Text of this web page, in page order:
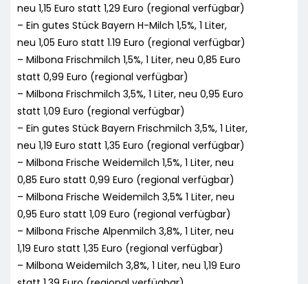
neu 1,15 Euro statt 1,29 Euro (regional verfügbar)
– Ein gutes Stück Bayern H-Milch 1,5%, 1 Liter,
neu 1,05 Euro statt 1.19 Euro (regional verfügbar)
– Milbona Frischmilch 1,5%, 1 Liter, neu 0,85 Euro
statt 0,99 Euro (regional verfügbar)
– Milbona Frischmilch 3,5%, 1 Liter, neu 0,95 Euro
statt 1,09 Euro (regional verfügbar)
– Ein gutes Stück Bayern Frischmilch 3,5%, 1 Liter,
neu 1,19 Euro statt 1,35 Euro (regional verfügbar)
– Milbona Frische Weidemilch 1,5%, 1 Liter, neu
0,85 Euro statt 0,99 Euro (regional verfügbar)
– Milbona Frische Weidemilch 3,5% 1 Liter, neu
0,95 Euro statt 1,09 Euro (regional verfügbar)
– Milbona Frische Alpenmilch 3,8%, 1 Liter, neu
1,19 Euro statt 1,35 Euro (regional verfügbar)
– Milbona Weidemilch 3,8%, 1 Liter, neu 1,19 Euro